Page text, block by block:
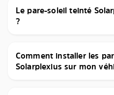
Le pare-soleil teinté
?
Comment installer les
Solarplexius sur mon